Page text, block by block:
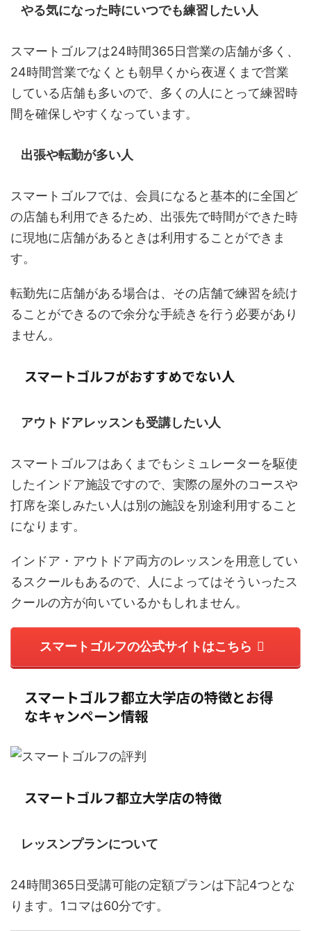
やる気になった時にいつでも練習したい人
スマートゴルフは24時間365日営業の店舗が多く、
24時間営業でなくとも朝早くから夜遅くまで営業
している店舗も多いので、多くの人にとって練習時
間を確保しやすくなっています。
出張や転勤が多い人
スマートゴルフでは、会員になると基本的に全国ど
の店舗も利用できるため、出張先で時間ができた時
に現地に店舗があるときは利用することができま
す。
転勤先に店舗がある場合は、その店舗で練習を続け
ることができるので余分な手続きを行う必要があり
ません。
スマートゴルフがおすすめでない人
アウトドアレッスンも受講したい人
スマートゴルフはあくまでもシミュレーターを駆使
したインドア施設ですので、実際の屋外のコースや
打席を楽しみたい人は別の施設を別途利用すること
になります。
インドア・アウトドア両方のレッスンを用意してい
るスクールもあるので、人によってはそういったス
クールの方が向いているかもしれません。
スマートゴルフの公式サイトはこちら
スマートゴルフ都立大学店の特徴とお得
なキャンペーン情報
スマートゴルフ都立大学店の特徴
レッスンプランについて
24時間365日受講可能の定額プランは下記4つとな
ります。1コマは60分です。